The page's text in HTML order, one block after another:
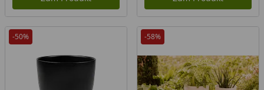
-50% -58%